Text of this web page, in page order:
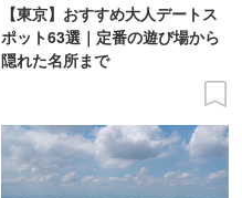
【東京】おすすめ大人デートス
ポット63選｜定番の遊び場から
隠れた名所まで